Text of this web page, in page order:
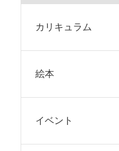
カリキュラム
絵本
イベント